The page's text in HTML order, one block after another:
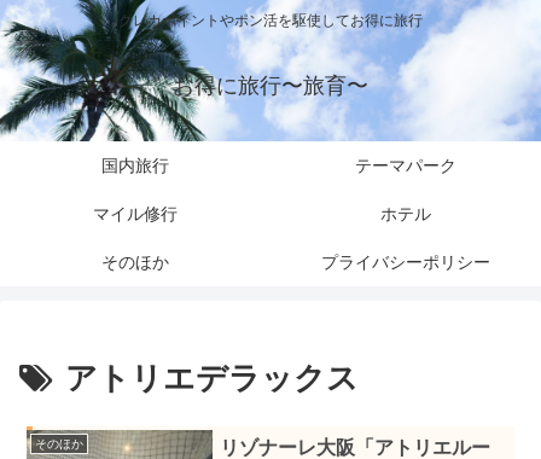
クレカポイントやポン活を駆使してお得に旅行
お得に旅行〜旅育〜
国内旅行 テーマパーク
マイル修行 ホテル
そのほか プライバシーポリシー
アトリエデラックス
そのほか
リゾナーレ大阪「アトリエルー